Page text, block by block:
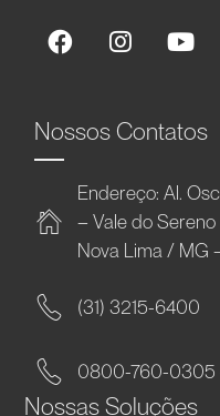
Nossos Contatos
Endereço: Al.
– Vale do Sereno
Nova Lima / MG
(31) 3215-6400
0800-760-0305
Nossas Soluções